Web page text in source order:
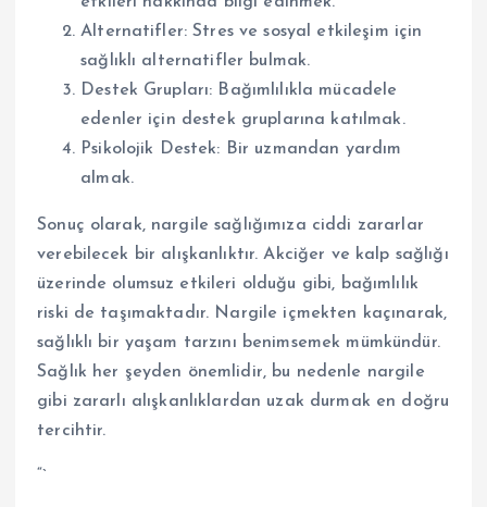
Alternatifler: Stres ve sosyal etkileşim için
sağlıklı alternatifler bulmak.
Destek Grupları: Bağımlılıkla mücadele
edenler için destek gruplarına katılmak.
Psikolojik Destek: Bir uzmandan yardım
almak.
Sonuç olarak, nargile sağlığımıza ciddi zararlar
verebilecek bir alışkanlıktır. Akciğer ve kalp sağlığı
üzerinde olumsuz etkileri olduğu gibi, bağımlılık
riski de taşımaktadır. Nargile içmekten kaçınarak,
sağlıklı bir yaşam tarzını benimsemek mümkündür.
Sağlık her şeyden önemlidir, bu nedenle nargile
gibi zararlı alışkanlıklardan uzak durmak en doğru
tercihtir.
“`